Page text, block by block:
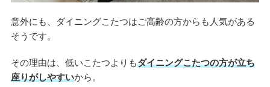
意外にも、ダイニングこたつはご高齢の方からも人気がある
そうです。
その理由は、低いこたつよりもダイニングこたつの方が立ち
座りがしやすいから。